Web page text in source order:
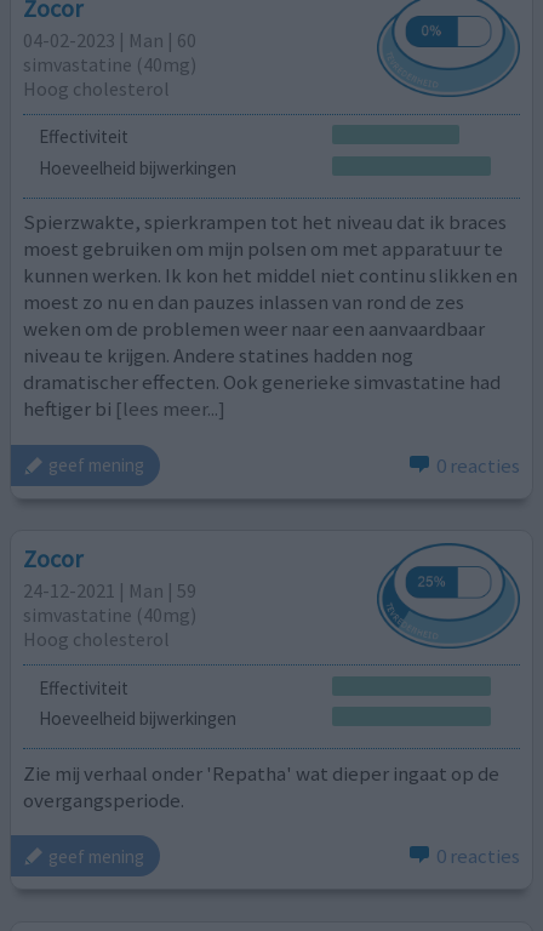
Zocor
04-02-2023 | Man | 60
simvastatine (40mg)
Hoog cholesterol
Effectiviteit
Hoeveelheid bijwerkingen
Spierzwakte, spierkrampen tot het niveau dat ik braces
moest gebruiken om mijn polsen om met apparatuur te
kunnen werken. Ik kon het middel niet continu slikken en
moest zo nu en dan pauzes inlassen van rond de zes
weken om de problemen weer naar een aanvaardbaar
niveau te krijgen. Andere statines hadden nog
dramatischer effecten. Ook generieke simvastatine had
heftiger bi [lees meer...]
geef mening 0 reacties
Zocor
24-12-2021 | Man | 59
simvastatine (40mg)
Hoog cholesterol
Effectiviteit
Hoeveelheid bijwerkingen
Zie mij verhaal onder 'Repatha' wat dieper ingaat op de
overgangsperiode.
geef mening 0 reacties